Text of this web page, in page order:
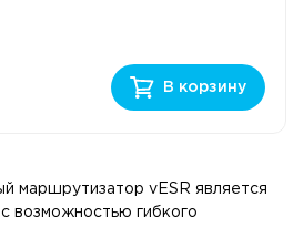
В корзину
маршрутизатор vESR является
возможностью гибкого